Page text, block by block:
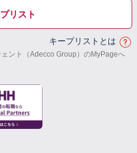
リスト
キープリストとは
ント（Adecco Group）のMyPageへ